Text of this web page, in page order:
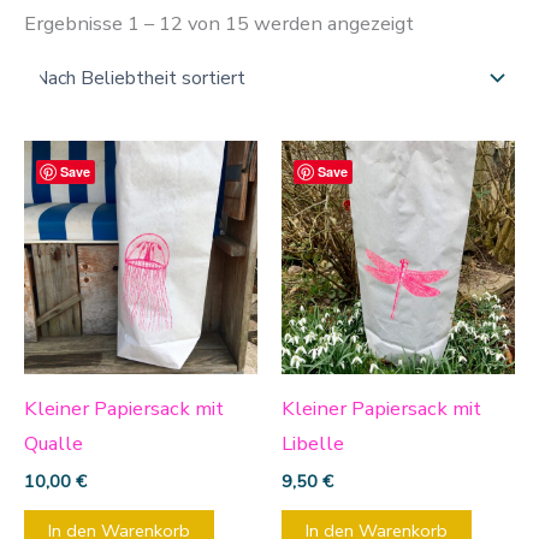
Ergebnisse 1 – 12 von 15 werden angezeigt
Save
Kleiner Papiersack mit
Qualle
10,00 €
In den Warenkorb
Save
Kleiner Papiersack mit
Libelle
9,50 €
In den Warenkorb